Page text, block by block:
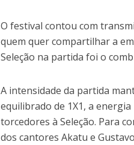
O festival contou com
quem quer compartilhar a
Seleção na partida foi o
A intensidade da partida
equilibrado de 1X1, a
torcedores à Seleção. Para
dos cantores Akatu e